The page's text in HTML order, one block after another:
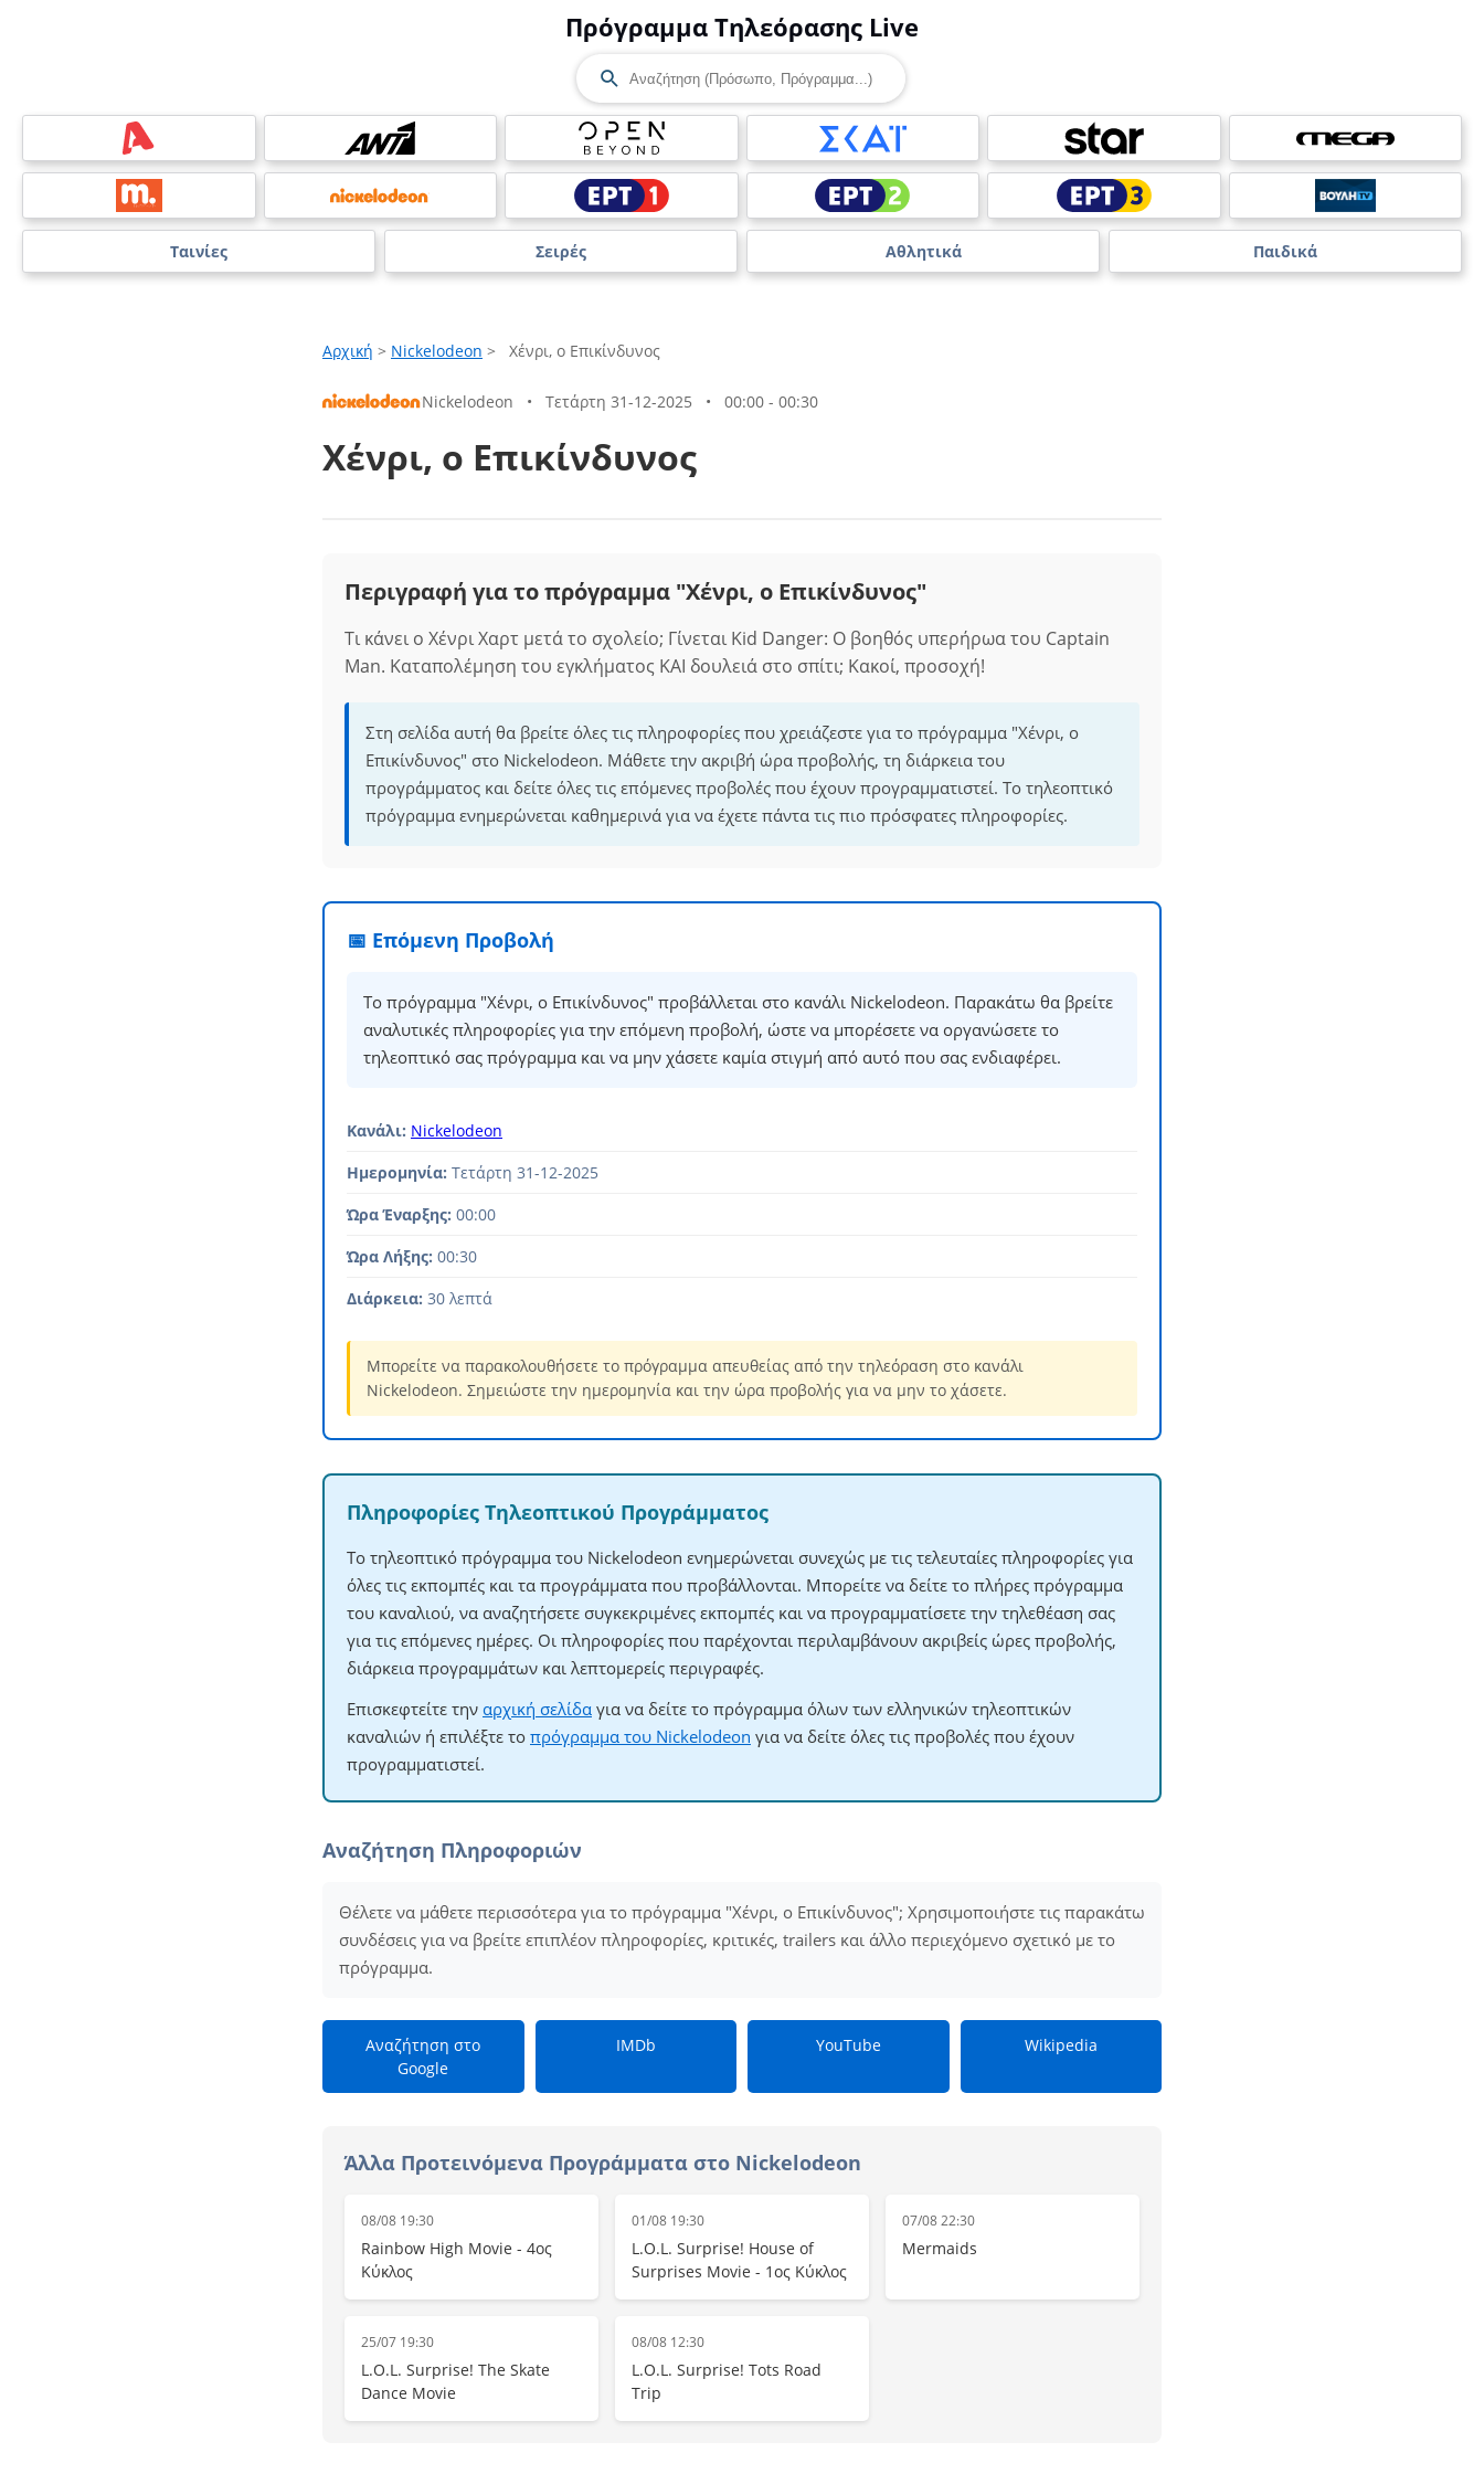
Πρόγραμμα Τηλεόρασης Live
Ταινίες Σειρές Αθλητικά Παιδικά
Αρχική > Nickelodeon > Χένρι, ο Επικίνδυνος
Nickelodeon • Τετάρτη 31-12-2025 • 00:00 - 00:30
Χένρι, ο Επικίνδυνος
Περιγραφή για το πρόγραμμα "Χένρι, ο Επικίνδυνος"
Τι κάνει ο Χένρι Χαρτ μετά το σχολείο; Γίνεται Kid Danger: Ο βοηθός υπερήρωα του Captain
Man. Καταπολέμηση του εγκλήματος ΚΑΙ δουλειά στο σπίτι; Κακοί, προσοχή!
Στη σελίδα αυτή θα βρείτε όλες τις πληροφορίες που χρειάζεστε για το πρόγραμμα "Χένρι, ο
Επικίνδυνος" στο Nickelodeon. Μάθετε την ακριβή ώρα προβολής, τη διάρκεια του
προγράμματος και δείτε όλες τις επόμενες προβολές που έχουν προγραμματιστεί. Το τηλεοπτικό
πρόγραμμα ενημερώνεται καθημερινά για να έχετε πάντα τις πιο πρόσφατες πληροφορίες.
📅 Επόμενη Προβολή
Το πρόγραμμα "Χένρι, ο Επικίνδυνος" προβάλλεται στο κανάλι Nickelodeon. Παρακάτω θα βρείτε
αναλυτικές πληροφορίες για την επόμενη προβολή, ώστε να μπορέσετε να οργανώσετε το
τηλεοπτικό σας πρόγραμμα και να μην χάσετε καμία στιγμή από αυτό που σας ενδιαφέρει.
Κανάλι: Nickelodeon
Ημερομηνία: Τετάρτη 31-12-2025
Ώρα Έναρξης: 00:00
Ώρα Λήξης: 00:30
Διάρκεια: 30 λεπτά
Μπορείτε να παρακολουθήσετε το πρόγραμμα απευθείας από την τηλεόραση στο κανάλι
Nickelodeon. Σημειώστε την ημερομηνία και την ώρα προβολής για να μην το χάσετε.
Πληροφορίες Τηλεοπτικού Προγράμματος
Το τηλεοπτικό πρόγραμμα του Nickelodeon ενημερώνεται συνεχώς με τις τελευταίες πληροφορίες για
όλες τις εκπομπές και τα προγράμματα που προβάλλονται. Μπορείτε να δείτε το πλήρες πρόγραμμα
του καναλιού, να αναζητήσετε συγκεκριμένες εκπομπές και να προγραμματίσετε την τηλεθέαση σας
για τις επόμενες ημέρες. Οι πληροφορίες που παρέχονται περιλαμβάνουν ακριβείς ώρες προβολής,
διάρκεια προγραμμάτων και λεπτομερείς περιγραφές.
Επισκεφτείτε την αρχική σελίδα για να δείτε το πρόγραμμα όλων των ελληνικών τηλεοπτικών
καναλιών ή επιλέξτε το πρόγραμμα του Nickelodeon για να δείτε όλες τις προβολές που έχουν
προγραμματιστεί.
Αναζήτηση Πληροφοριών
Θέλετε να μάθετε περισσότερα για το πρόγραμμα "Χένρι, ο Επικίνδυνος"; Χρησιμοποιήστε τις παρακάτω
συνδέσεις για να βρείτε επιπλέον πληροφορίες, κριτικές, trailers και άλλο περιεχόμενο σχετικό με το
πρόγραμμα.
Αναζήτηση στο
Google
IMDb YouTube Wikipedia
Άλλα Προτεινόμενα Προγράμματα στο Nickelodeon
08/08 19:30
Rainbow High Movie - 4ος
Κύκλος
01/08 19:30
L.O.L. Surprise! House of
Surprises Movie - 1ος Κύκλος
07/08 22:30
Mermaids
25/07 19:30
L.O.L. Surprise! The Skate
Dance Movie
08/08 12:30
L.O.L. Surprise! Tots Road
Trip